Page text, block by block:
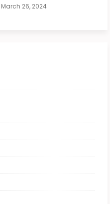
March 26, 2024